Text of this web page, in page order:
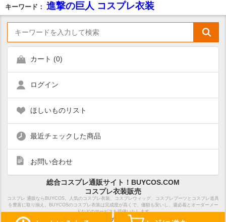
キーワード： 進撃の巨人 コスプレ衣装
カート (0)
ログイン
ほしいものリスト
最近チェックした商品
お問い合わせ
総合コスプレ通販サイト！BUYCOS.COM
コスプレ衣装販売
コスプレ 通販ならBUYCOS。人気のコスプレ衣装、コスプレウィッグ、コスプレブーツとコスプレ道具
を豊富に取り揃え。BUYCOSのコスプレ衣装は完成度が高くで、価額も安いし、週必着とオーダーメー
ドなどのサービスも提供いたします
ホーム サイトマップ 特定商取引法表示